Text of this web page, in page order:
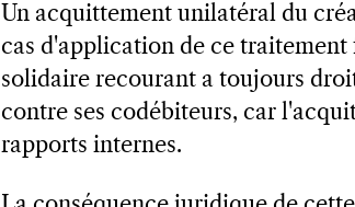
Un acquittement unilatéral du
cas d'application de ce traitement
solidaire recourant a toujours
contre ses codébiteurs, car
rapports internes.